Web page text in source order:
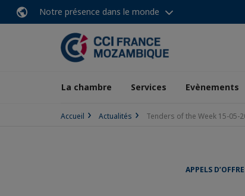
Notre présence dans le monde
La chambre Services Evènements
Accueil Actualités Tenders of the Week 15-05-
APPELS